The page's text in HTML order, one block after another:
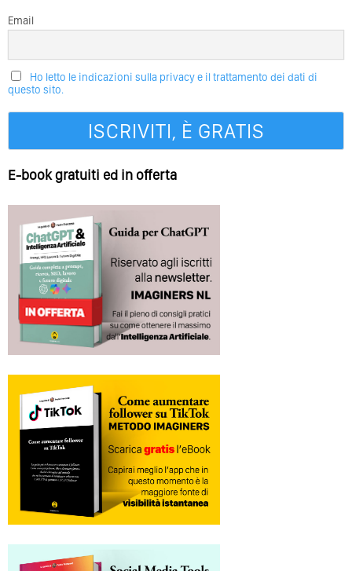
Email
Ho letto le indicazioni sulla privacy e il trattamento dei dati di
questo sito.
E-book gratuiti ed in offerta